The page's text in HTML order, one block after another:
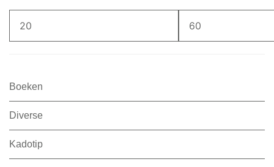
Boeken
Diverse
Kadotip